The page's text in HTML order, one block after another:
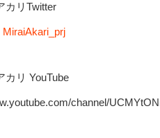
リTwitter
リ YouTube
channel/